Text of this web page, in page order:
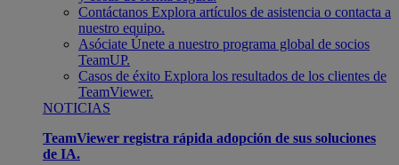
Contáctanos Explora artículos de asistencia o contacta a
nuestro equipo.
Asóciate Únete a nuestro programa global de socios
TeamUP.
Casos de éxito Explora los resultados de los clientes de
TeamViewer.
NOTICIAS
TeamViewer registra rápida adopción de sus soluciones
de IA.